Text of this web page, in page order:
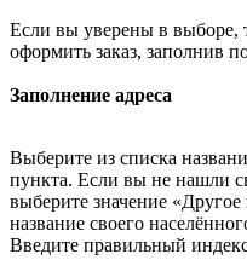
Если вы уверены в выборе,
оформить заказ, заполнив
Заполнение адреса
Выберите из списка
пункта. Если вы не нашли
выберите значение
название своего
Введите правильный